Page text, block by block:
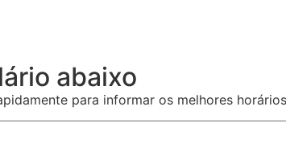
abaixo
para informar os melhores